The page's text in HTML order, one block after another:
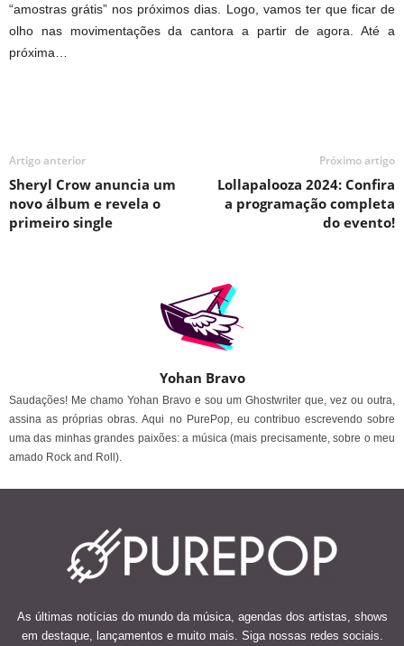
“amostras grátis” nos próximos dias. Logo, vamos ter que ficar de
olho nas movimentações da cantora a partir de agora. Até a
próxima…
Artigo anterior
Sheryl Crow anuncia um
novo álbum e revela o
primeiro single
Próximo artigo
Lollapalooza 2024: Confira
a programação completa
do evento!
Yohan Bravo
Saudações! Me chamo Yohan Bravo e sou um Ghostwriter que, vez ou outra,
assina as próprias obras. Aqui no PurePop, eu contribuo escrevendo sobre
uma das minhas grandes paixões: a música (mais precisamente, sobre o meu
amado Rock and Roll).
As últimas notícias do mundo da música, agendas dos artistas, shows
em destaque, lançamentos e muito mais. Siga nossas redes sociais.